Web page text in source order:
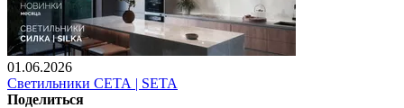
01.06.2026
Светильники СЕТА | SETA
Поделиться